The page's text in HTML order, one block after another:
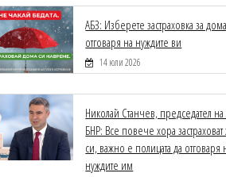
АБЗ: Изберете застраховка за
отговаря на нуждите ви
14 юли 2026
Николай Станчев, председател на
БНР: Все повече хора
си, важно е полицата да отговаря
нуждите им